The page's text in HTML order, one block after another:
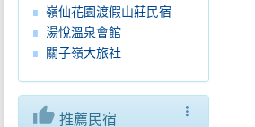
嶺仙花園渡假山莊民宿
湯悅溫泉會館
關子嶺大旅社
more_vert
thumb_up 推薦民宿